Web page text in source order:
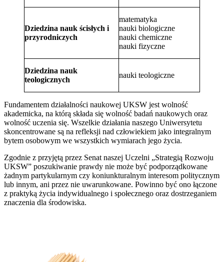
Dziedzina nauk ścisłych i
przyrodniczych
matematyka
nauki biologiczne
nauki chemiczne
nauki fizyczne
Dziedzina nauk
teologicznych
nauki teologiczne
Fundamentem działalności naukowej UKSW jest wolność
akademicka, na którą składa się wolność badań naukowych oraz
wolność uczenia się. Wszelkie działania naszego Uniwersytetu
skoncentrowane są na refleksji nad człowiekiem jako integralnym
bytem osobowym we wszystkich wymiarach jego życia.
Zgodnie z przyjętą przez Senat naszej Uczelni „Strategią Rozwoju
UKSW” poszukiwanie prawdy nie może być podporządkowane
żadnym partykularnym czy koniunkturalnym interesom politycznym
lub innym, ani przez nie uwarunkowane. Powinno być ono łączone
z praktyką życia indywidualnego i społecznego oraz dostrzeganiem
znaczenia dla środowiska.